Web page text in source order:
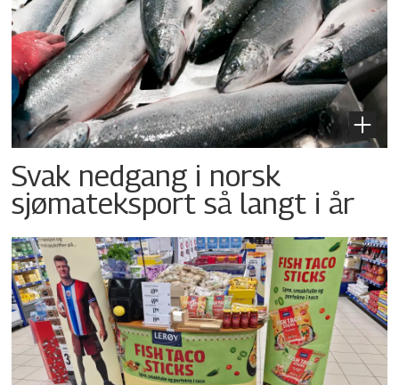
Svak nedgang i norsk
sjømateksport så langt i år